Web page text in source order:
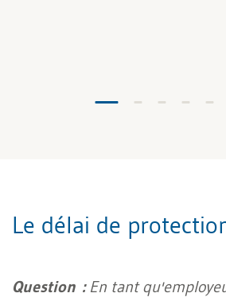
Le délai de
Question : En tant